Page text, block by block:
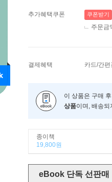
추가혜택쿠폰 쿠폰받기
주문금
결제혜택 카드/간
이 상품은 구매
상품이며, 배송되
종이책
19,800원
eBook 단독 선판매